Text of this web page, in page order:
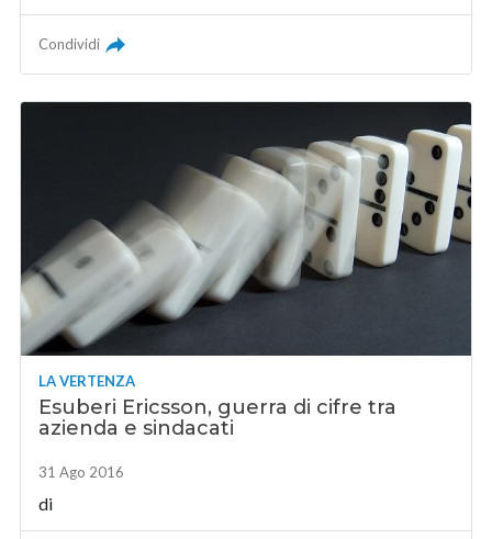
Condividi
LA VERTENZA
Esuberi Ericsson, guerra di cifre tra
azienda e sindacati
31 Ago 2016
di